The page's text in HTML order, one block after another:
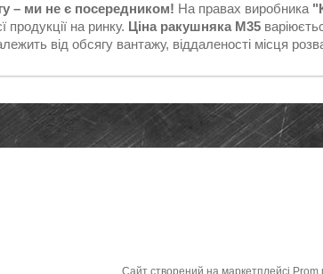
– ми не є посередником! На правах виробника
продукції на ринку. Ціна ракушняка М35
від обсягу вантажу, віддаленості місця
Сайт створений на маркетплейсі